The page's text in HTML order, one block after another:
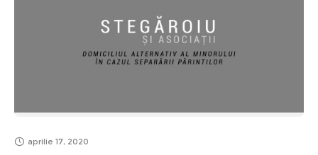
aprilie 17, 2020